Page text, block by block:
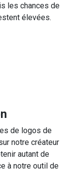
les chances de
élevées.
de logos de
notre créateur
autant de
à notre outil de